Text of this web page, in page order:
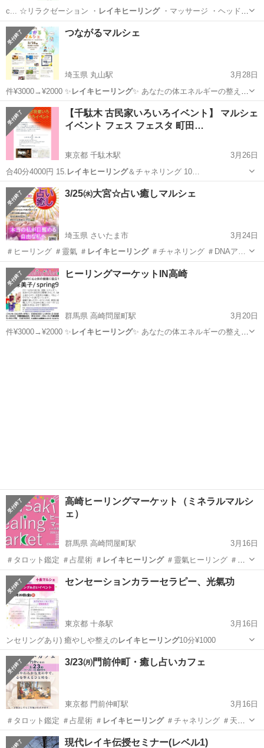
c... ☆リラクゼーション ・ レイキヒーリング・マッサージ ・ヘッドス
パ ・…
和歌山 和歌山市 和歌山駅
つながるマルシェ
埼玉県 丸山駅
3月28日
件¥3000→¥2000 ✨ レイキヒーリング✨ あなたの体エネルギーの整え、
…埼玉 上尾市 丸山駅 その他 マルシェ
【千駄木 古民家いろいろイベント】 マルシェ
イベント フェス フェスタ 町田…
東京都 千駄木駅
3月26日
合40分4000円 15. レイキヒーリング ＆チャネリング 10…
東京 文京区 千駄木駅 その他
3/25㈬大宮☆占い癒しマルシェ
埼玉県 さいたま市
3月24日
＃ヒーリング ＃靈氣 ＃ レイキヒーリング＃チャネリング ＃DNAア…
埼玉 さいたま市 その他 マルシェ
ヒーリングマーケットIN高崎
群馬県 高崎問屋町駅
3月20日
件¥3000→¥2000 ✨ レイキヒーリング✨ あなたの体エネルギーの整え、
高崎ヒーリングマーケット（ミネラルマルシ
ェ）
群馬県 高崎問屋町駅
3月16日
＃タロット鑑定 ＃占星術 ＃ レイキヒーリング＃靈氣ヒーリング ＃チ
ャネ…
群馬 高崎市 ヒーリング
センセーションカラーセラピー、光氣功
東京都 十条駅
3月16日
ンセリングあり) 癒やしや整えのレイキヒーリング10分¥1000
東京 北区 十条駅 その他 カラーセラピー
3/23㈪門前仲町・癒し占いカフェ
東京都 門前仲町駅
3月16日
＃タロット鑑定 ＃占星術 ＃ レイキヒーリング＃チャネリング ＃天使
…東京 江東区 門前仲町駅 その他
現代レイキ伝授セミナー(レベル1)